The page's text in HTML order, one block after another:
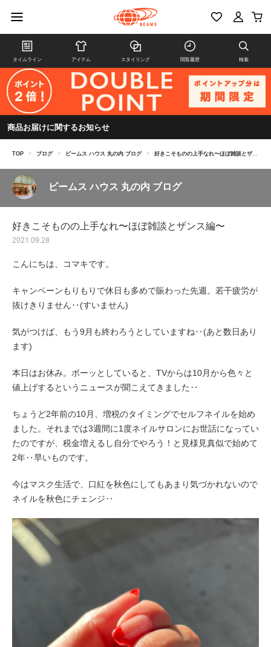
タイムライン アイテム スタイリング 閲覧履歴 検索
商品お届けに関するお知らせ
TOP > ブログ > ビームス ハウス 丸の内 ブログ > 好きこそものの上手なれ〜ほぼ雑談とザンス編〜
ビームス ハウス 丸の内 ブログ
好きこそものの上手なれ〜ほぼ雑談とザンス編〜
2021.09.28
こんにちは、コマキです。
キャンペーンもりもりで休日も多めで賑わった先週。若干疲労が
抜けきりません‥(すいません)
気がつけば、もう9月も終わろうとしていますね‥(あと数日あり
ます)
本日はお休み。 ボーッとしていると、TVからは10月から色々と
値上げするというニュースが聞こえてきました‥
ちょうど2年前の10月、増税のタイミングでセルフネイルを始め
ました。それまでは3週間に1度ネイルサロンにお世話になってい
たのですが、税金増えるし自分でやろう！と見様見真似で始めて
2年‥早いものです。
今はマスク生活で、口紅を秋色にしてもあまり気づかれないので
ネイルを秋色にチェンジ‥